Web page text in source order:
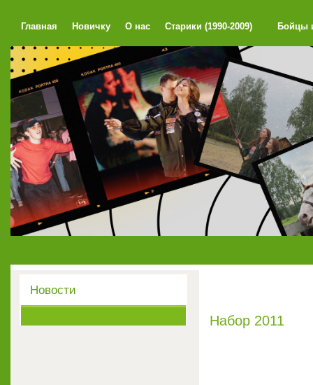
Главная Новичку О нас Cтарики (1990-2009) Бойцы
Набор 2011
Новости